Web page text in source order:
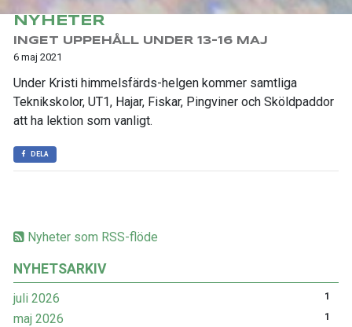
Nyheter som RSS-flöde
NYHETSARKIV
juli 2026 1
maj 2026 1
NYHETER
INGET UPPEHÅLL UNDER 13-16 MAJ
6 maj 2021
Under Kristi himmelsfärds-helgen kommer samtliga
Teknikskolor, UT1, Hajar, Fiskar, Pingviner och Sköldpaddor
att ha lektion som vanligt.
DELA